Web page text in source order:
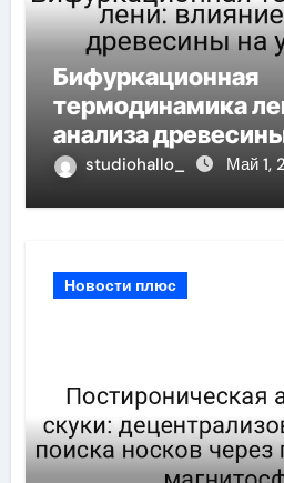
Бифуркационная
термодинамика
анализа
уравнения
studiohallo_ Май 1,
Новости плюс